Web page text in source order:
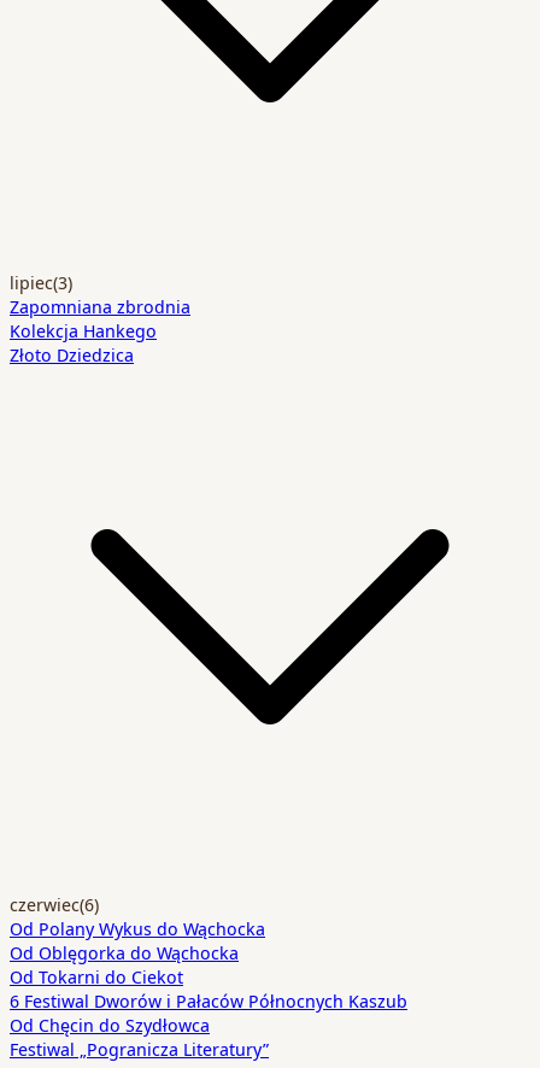
lipiec(3)
Zapomniana zbrodnia
Kolekcja Hankego
Złoto Dziedzica
czerwiec(6)
Od Polany Wykus do Wąchocka
Od Oblęgorka do Wąchocka
Od Tokarni do Ciekot
6 Festiwal Dworów i Pałaców Północnych Kaszub
Od Chęcin do Szydłowca
Festiwal „Pogranicza Literatury”